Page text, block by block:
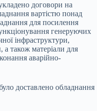
договори на
вартістю понад
для посилення
генеруючих
інфраструктури,
а також матеріали для
аварійно-
доставлено обладнання